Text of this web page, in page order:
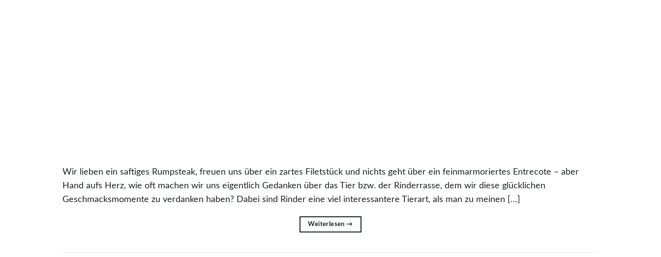
Wir lieben ein saftiges Rumpsteak, freuen uns über ein zartes Filetstück und nichts geht über ein feinmarmoriertes Entrecote – aber
Hand aufs Herz, wie oft machen wir uns eigentlich Gedanken über das Tier bzw. der Rinderrasse, dem wir diese glücklichen
Geschmacksmomente zu verdanken haben? Dabei sind Rinder eine viel interessantere Tierart, als man zu meinen […]
Weiterlesen→